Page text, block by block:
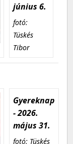
június 6.
fotó:
Tüskés
Tibor
Gyereknap
- 2026.
május 31.
fotó: Tüskés